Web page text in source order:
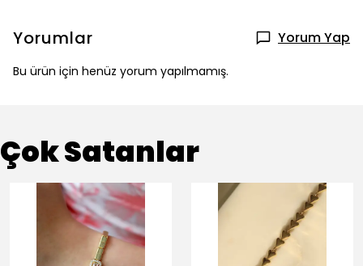
Yorumlar Yorum Yap
Bu ürün için henüz yorum yapılmamış.
Çok Satanlar